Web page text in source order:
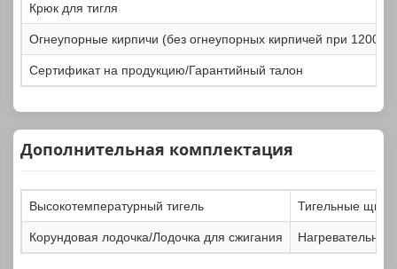
Крюк для тигля
Огнеупорные кирпичи (без огнеупорных кирпичей при 1200℃)
Сертификат на продукцию/Гарантийный талон
Дополнительная комплектация
Высокотемпературный тигель Тигельные
Корундовая лодочка/Лодочка для сжигания